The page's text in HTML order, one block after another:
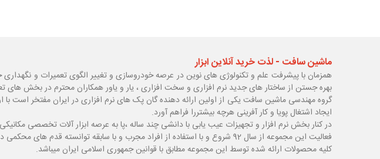
ماشین سافت - لذت خرید آنلاین ابزار
همزمان با پیشرفت علم و تکنولوژی های نوین در عرصه خودروسازی و تغییر الگوی تعمیرات و
بهره جستن از ساختار های جدید نرم افزاری و سخت افزاری ، یار و یاور همکاران محترم در بخش
گروه مهندسی ماشین سافت یکی از اولین ارائه دهنده گان پک های نرم افزاری در ایران مفتخر
ایجاد اشتغال پویا و کار آفرینی هرچه بیشتررا فراهم آورد.
در کنار بخش نرم افزار و تجهیزات عیب یابی با دانشی چند ساله ،پابه عرصه ابزار آلات تخصصی
فعالیت این مجموعه از سال 92 شروع و با استفاده از افراد مجرب و با سابقه توانسته قدم های محکمی در زمینه های مختلف اعم از ابزار ، تجهیزات تعمیرگاهی و عیب یابی بردارد.
کلیه محصولات ارائه شده توسط این مجموعه مطابق با قوانین جمهوری اسلامی ایران میباشد.